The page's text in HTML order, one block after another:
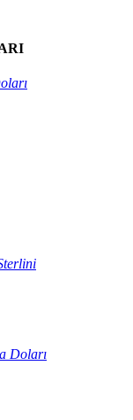
Doları